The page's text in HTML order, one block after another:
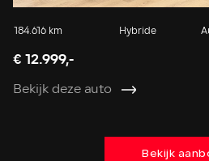
184.616 km Hybride
€ 12.999,-
Bekijk deze auto
Bekijk